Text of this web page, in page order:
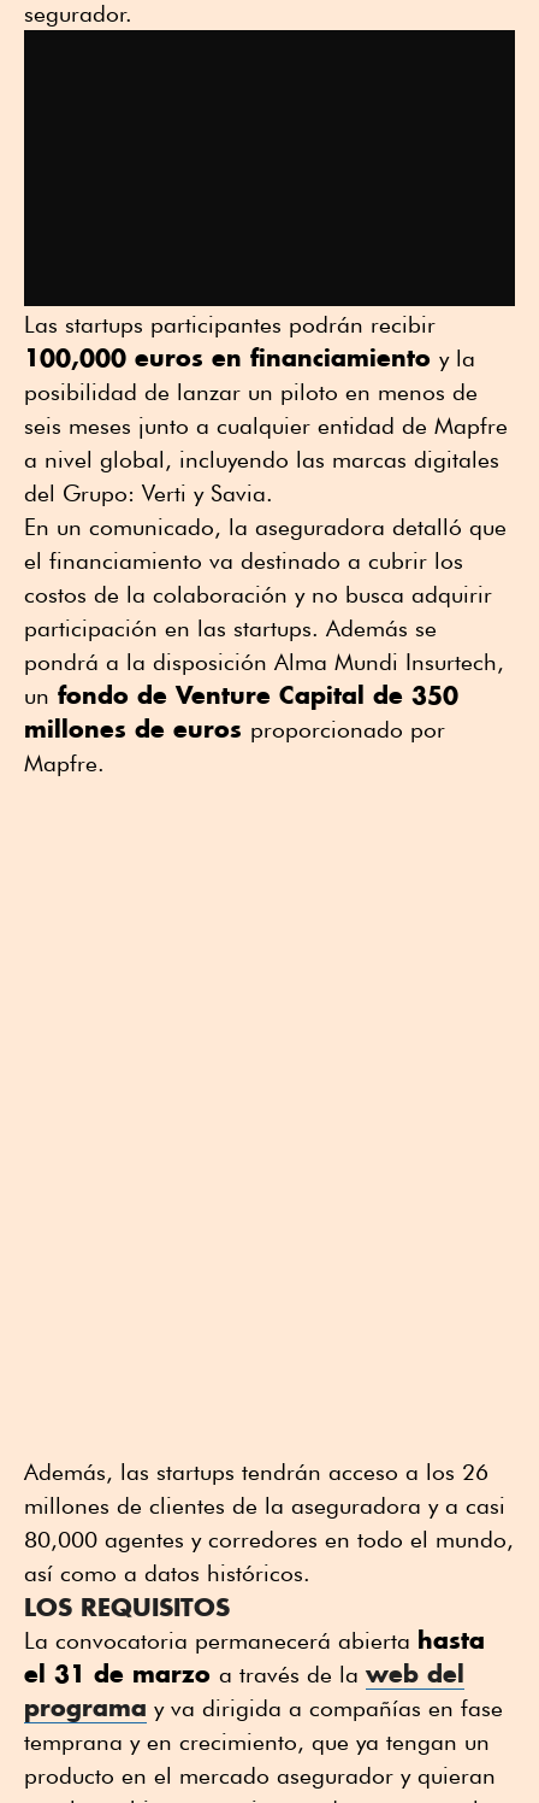
segurador.
Las startups participantes podrán recibir
100,000 euros en financiamiento y la
posibilidad de lanzar un piloto en menos de
seis meses junto a cualquier entidad de Mapfre
a nivel global, incluyendo las marcas digitales
del Grupo: Verti y Savia.
En un comunicado, la aseguradora detalló que
el financiamiento va destinado a cubrir los
costos de la colaboración y no busca adquirir
participación en las startups. Además se
pondrá a la disposición Alma Mundi Insurtech,
un fondo de Venture Capital de 350
millones de euros proporcionado por
Mapfre.
Además, las startups tendrán acceso a los 26
millones de clientes de la aseguradora y a casi
80,000 agentes y corredores en todo el mundo,
así como a datos históricos.
LOS REQUISITOS
La convocatoria permanecerá abierta hasta
el 31 de marzo a través de la web del
programa y va dirigida a compañías en fase
temprana y en crecimiento, que ya tengan un
producto en el mercado asegurador y quieran